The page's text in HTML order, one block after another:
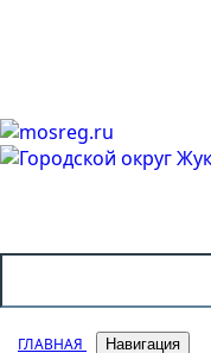
ГЛАВНАЯ Навигация